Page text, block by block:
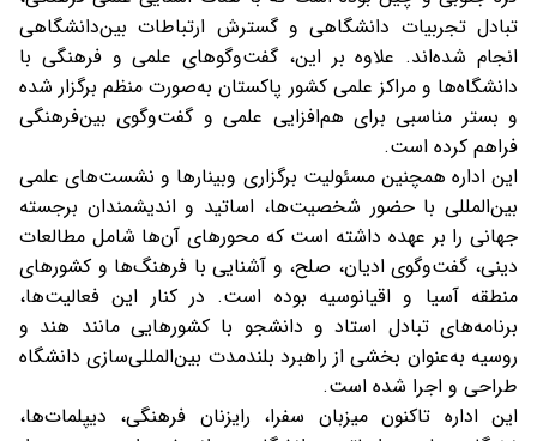
تبادل تجربیات دانشگاهی و گسترش ارتباطات بین‌دانشگاهی
انجام شده‌اند. علاوه بر این، گفت‌وگوهای علمی و فرهنگی با
دانشگاه‌ها و مراکز علمی کشور پاکستان به‌صورت منظم برگزار شده
و بستر مناسبی برای هم‌افزایی علمی و گفت‌وگوی بین‌فرهنگی
فراهم کرده است.
این اداره همچنین مسئولیت برگزاری وبینارها و نشست‌های علمی
بین‌المللی با حضور شخصیت‌ها، اساتید و اندیشمندان برجسته
جهانی را بر عهده داشته است که محورهای آن‌ها شامل مطالعات
دینی، گفت‌وگوی ادیان، صلح، و آشنایی با فرهنگ‌ها و کشورهای
منطقه آسیا و اقیانوسیه بوده است. در کنار این فعالیت‌ها،
برنامه‌های تبادل استاد و دانشجو با کشورهایی مانند هند و
روسیه به‌عنوان بخشی از راهبرد بلندمدت بین‌المللی‌سازی دانشگاه
طراحی و اجرا شده است.
این اداره تاکنون میزبان سفرا، رایزنان فرهنگی، دیپلمات‌ها،